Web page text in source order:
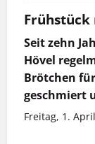
Seit zehn
Hövel
Brötchen
geschmiert
Freitag, 1.